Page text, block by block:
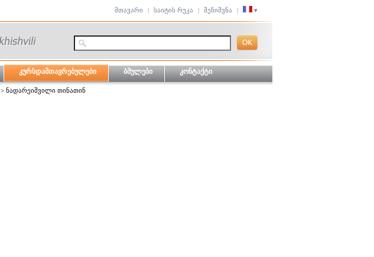
მთავარი | საიტის რუკა | შენიშვნა | ▾
კურსდამთავრებულები ბმულები კონტაქტი
> ნადარეიშვილი თინათინ